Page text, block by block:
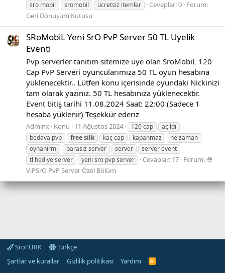
sro mobil
sromobil ücretsiz itemler Cevaplar: 0 Forum:
Geri Dönüşüm Kutusu
SRoMobiL Yeni SrO PvP Server 50 TL Üyelik
Eventi
Pvp serverler tanıtım sitemize üye olan SroMobiL 120
Cap PvP Serveri oyuncularımıza 50 TL oyun hesabına
yüklenecektir.. Lütfen konu içerisinde oyundaki Nickinizi
tam olarak yazınız. 50 TL hesabınıza yüklenecektir.
Event bitiş tarihi 11.08.2024 Saat: 22:00 (Sadece 1
hesaba yüklenir) Teşekkür ederiz
Adminx Konu 11 Ağustos 2024 120 cap
açıldı
bedava pvp
freesilk kaç cap kapanmaz
ne zaman
oynanırmı
parasız server server
server event
tl hediye server
yeni sro pvp server Cevaplar: 17 Forum: ⛑️
ViPSrO PvP Server Özel Bölüm
SroTURK
Türkçe
Şartlar ve kurallar
Gizlilik politikası Yardım
S